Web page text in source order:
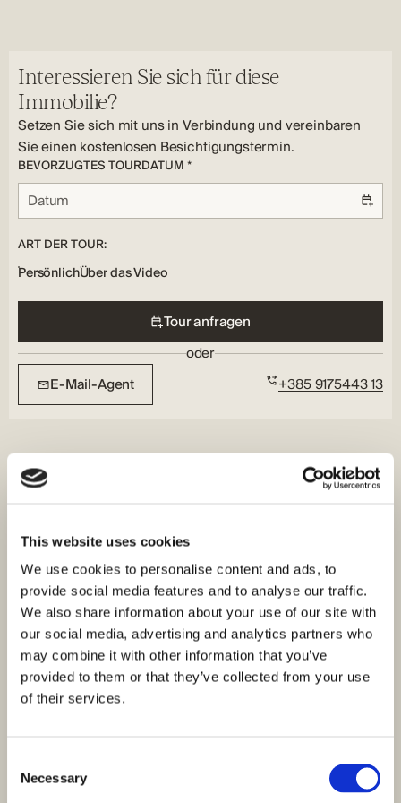
This website uses cookies
We use cookies to personalise content and ads, to
provide social media features and to analyse our traffic.
We also share information about your use of our site with
our social media, advertising and analytics partners who
may combine it with other information that you’ve
provided to them or that they’ve collected from your use
of their services.
Selection
Necessary
Interessieren Sie sich für diese
Immobilie?
Setzen Sie sich mit uns in Verbindung und vereinbaren
Sie einen kostenlosen Besichtigungstermin.
BEVORZUGTES TOURDATUM *
ART DER TOUR:
PersönlichÜber das Video
Tour anfragen
oder
E-Mail-Agent
+385 9175443 13